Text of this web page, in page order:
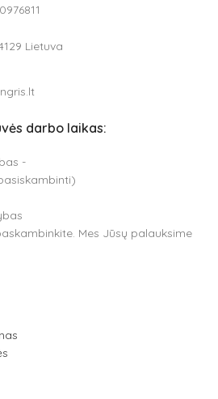
Lietuva
darbo laikas:
-
Mes Jūsų palauksime